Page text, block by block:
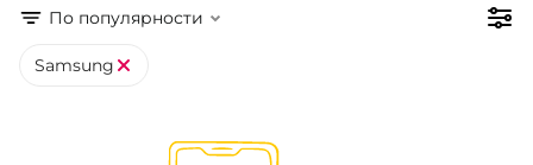
По популярности
Samsung